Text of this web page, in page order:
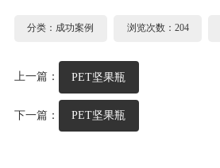
分类：成功案例 浏览次数：204
上一篇： PET坚果瓶
下一篇： PET坚果瓶